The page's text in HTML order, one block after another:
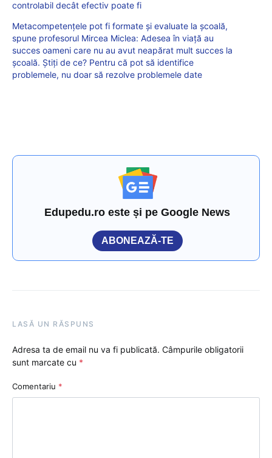
controlabil decât efectiv poate fi
Metacompetențele pot fi formate și evaluate la școală,
spune profesorul Mircea Miclea: Adesea în viață au
succes oameni care nu au avut neapărat mult succes la
școală. Știți de ce? Pentru că pot să identifice
problemele, nu doar să rezolve problemele date
Edupedu.ro este și pe Google News
ABONEAZĂ-TE
LASĂ UN RĂSPUNS
Adresa ta de email nu va fi publicată. Câmpurile obligatorii
sunt marcate cu *
Comentariu *